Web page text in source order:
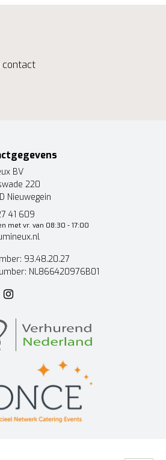
contact
BV
220
Nieuwegein
41 609
met vr. van 08:30 - 17:00
93.48.20.27
NL866420976B01